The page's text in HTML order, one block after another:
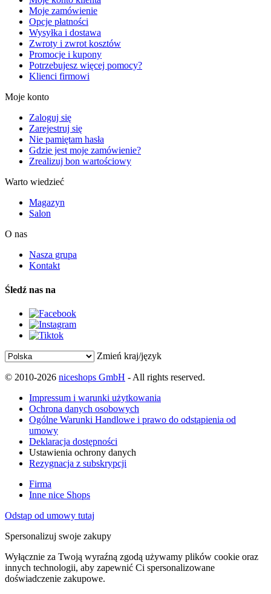
Moje zamówienie
Opcje płatności
Wysyłka i dostawa
Zwroty i zwrot kosztów
Promocje i kupony
Potrzebujesz więcej pomocy?
Klienci firmowi
Moje konto
Zaloguj się
Zarejestruj się
Nie pamiętam hasła
Gdzie jest moje zamówienie?
Zrealizuj bon wartościowy
Warto wiedzieć
Magazyn
Salon
O nas
Nasza grupa
Kontakt
Śledź nas na
Zmień kraj/język
© 2010-2026 niceshops GmbH - All rights reserved.
Impressum i warunki użytkowania
Ochrona danych osobowych
Ogólne Warunki Handlowe i prawo do odstąpienia od
umowy
Deklaracja dostępności
Ustawienia ochrony danych
Rezygnacja z subskrypcji
Firma
Inne nice Shops
Odstąp od umowy tutaj
Spersonalizuj swoje zakupy
Wyłącznie za Twoją wyraźną zgodą używamy plików cookie oraz
innych technologii, aby zapewnić Ci spersonalizowane
doświadczenie zakupowe.